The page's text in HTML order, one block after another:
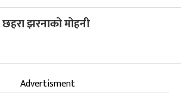
झरनाको मोहनी
Advertisment